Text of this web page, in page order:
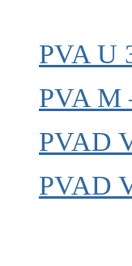
PVA U
PVA
PVAD
PVAD